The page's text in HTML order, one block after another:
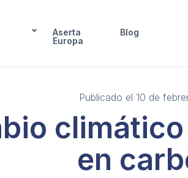
Aserta
Europa
Blog
Publicado el 10 de
en